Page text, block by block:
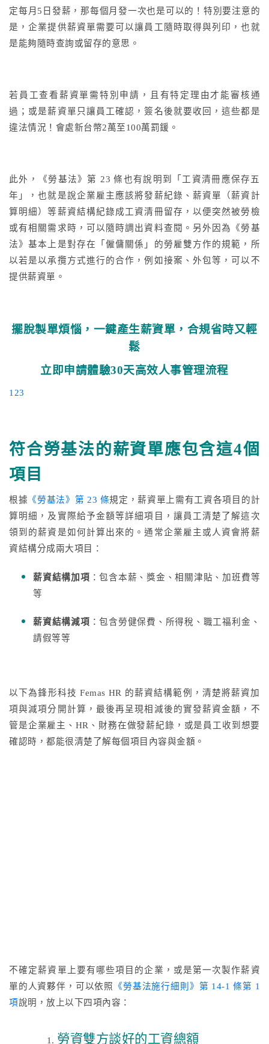
定每月5日發薪，那每個月發一次也是可以的！特別要注意的
是，企業提供薪資單需要可以讓員工隨時取得與列印，也就
是能夠隨時查詢或留存的意思。
若員工查看薪資單需特別申請，且有特定理由才能審核通
過；或是薪資單只讓員工確認，簽名後就要收回，這些都是
違法情況！會處新台幣2萬至100萬罰鍰。
此外，《勞基法》第 23 條也有說明到「工資清冊應保存五
年」，也就是說企業雇主應該將發薪紀錄、薪資單（薪資計
算明細）等薪資結構紀錄成工資清冊留存，以便突然被勞檢
或有相關需求時，可以隨時調出資料查閱。另外因為《勞基
法》基本上是對存在「僱傭關係」的勞雇雙方作的規範，所
以若是以承攬方式進行的合作，例如接案、外包等，可以不
提供薪資單。
擺脫製單煩惱，一鍵產生薪資單，合規省時又輕
鬆
立即申請體驗30天高效人事管理流程
123
符合勞基法的薪資單應包含這4個
項目
根據 《勞基法》第 23 條規定，薪資單上需有工資各項目的計
算明細，及實際給予金額等詳細項目，讓員工清楚了解這次
領到的薪資是如何計算出來的。通常企業雇主或人資會將薪
資結構分成兩大項目：
薪資結構加項 ：包含本薪、獎金、相關津貼、加班費等
等
薪資結構減項 ：包含勞健保費、所得稅、職工福利金、
請假等等
以下為鋒形科技 Femas HR 的薪資結構範例，清楚將薪資加
項與減項分開計算，最後再呈現相減後的實發薪資金額，不
管是企業雇主、HR、財務在做發薪紀錄，或是員工收到想要
確認時，都能很清楚了解每個項目內容與金額。
不確定薪資單上要有哪些項目的企業，或是第一次製作薪資
單的人資夥伴，可以依照 《勞基法施行細則》第 14-1 條第 1
項說明，放上以下四項內容：
勞資雙方談好的工資總額